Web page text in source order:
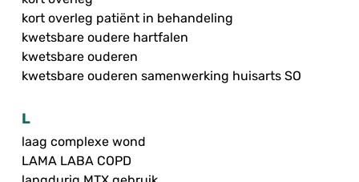
kort overleg patiënt in behandeling
kwetsbare oudere hartfalen
kwetsbare ouderen
kwetsbare ouderen samenwerking huisarts SO
L
laag complexe wond
LAMA LABA COPD